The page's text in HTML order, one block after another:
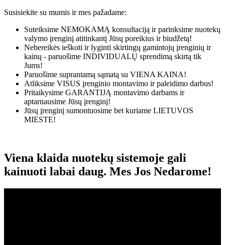
Susisiekite su mumis ir mes pažadame:
Suteiksime NEMOKAMĄ konsultaciją ir parinksime nuotekų
valymo įrenginį atitinkantį Jūsų poreikius ir biudžetą!
Nebereikės ieškoti ir lyginti skirtingų gamintojų įrenginių ir
kainų - paruošime INDIVIDUALŲ sprendimą skirtą tik
Jums!
Paruošime suprantamą sąmatą su VIENA KAINA!
Atliksime VISUS įrenginio montavimo ir paleidimo darbus!
Pritaikysime GARANTIJĄ montavimo darbams ir
aptarnausime Jūsų įrenginį!
Jūsų įrenginį sumontuosime bet kuriame LIETUVOS
MIESTE!
Viena klaida nuotekų sistemoje gali
kainuoti labai daug. Mes Jos Nedarome!